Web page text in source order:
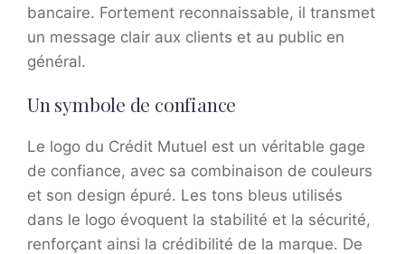
bancaire. Fortement reconnaissable, il transmet
un message clair aux clients et au public en
général.
Un symbole de confiance
Le logo du Crédit Mutuel est un véritable gage
de confiance, avec sa combinaison de couleurs
et son design épuré. Les tons bleus utilisés
dans le logo évoquent la stabilité et la sécurité,
renforçant ainsi la crédibilité de la marque. De